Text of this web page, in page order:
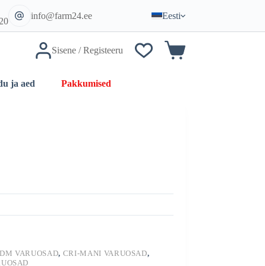
info@farm24.ee Eesti
Sisene / Registeeru Ostukorv
ja aed Pakkumised
VARUOSAD, CRI-MANI VARUOSAD,